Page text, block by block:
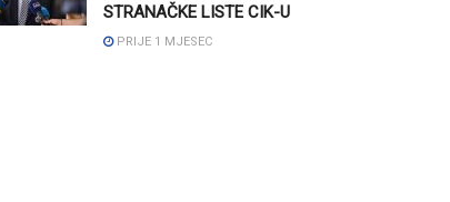
STRANAČKE LISTE CIK-U
PRIJE 1 MJESEC